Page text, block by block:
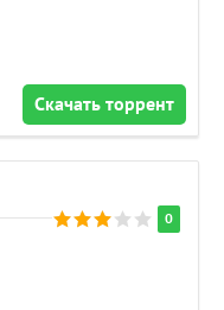
Скачать торрент
0